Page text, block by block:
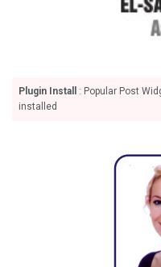
Plugin Install
: Popular Post
installed